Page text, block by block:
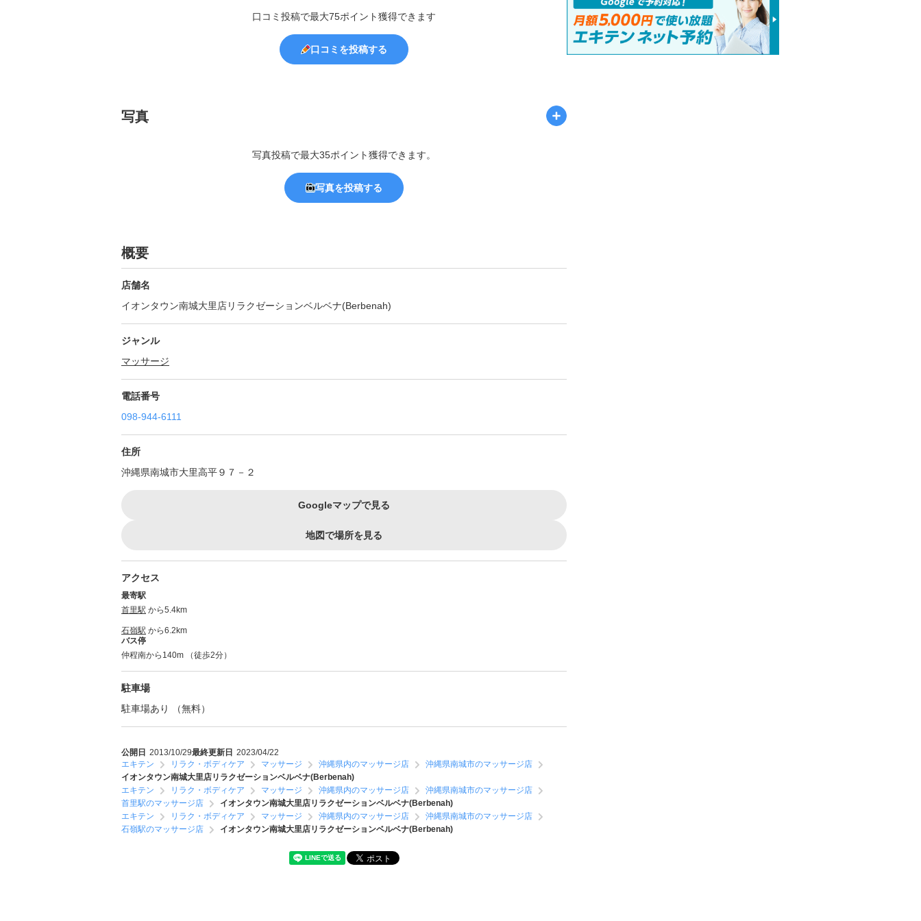
口コミ投稿で最大75ポイント獲得できます
口コミを投稿する
写真
写真投稿で最大35ポイント獲得できます。
写真を投稿する
概要
店舗名
イオンタウン南城大里店リラクゼーションベルベナ(Berbenah)
ジャンル
マッサージ
電話番号
098-944-6111
住所
沖縄県南城市大里高平９７－２
Googleマップで見る
地図で場所を見る
アクセス
最寄駅
首里駅 から5.4km
石嶺駅 から6.2km
バス停
仲程南から140m （徒歩2分）
駐車場
駐車場あり （無料）
公開日 2013/10/29最終更新日 2023/04/22
エキテン
リラク・ボディケア マッサージ 沖縄県内のマッサージ店
沖縄県南城市のマッサージ店
イオンタウン南城大里店リラクゼーションベルベナ(Berbenah)
エキテン
リラク・ボディケア マッサージ 沖縄県内のマッサージ店
沖縄県南城市のマッサージ店
首里駅のマッサージ店
イオンタウン南城大里店リラクゼーションベルベナ(Berbenah)
エキテン
リラク・ボディケア マッサージ 沖縄県内のマッサージ店
沖縄県南城市のマッサージ店
石嶺駅のマッサージ店
イオンタウン南城大里店リラクゼーションベルベナ(Berbenah)